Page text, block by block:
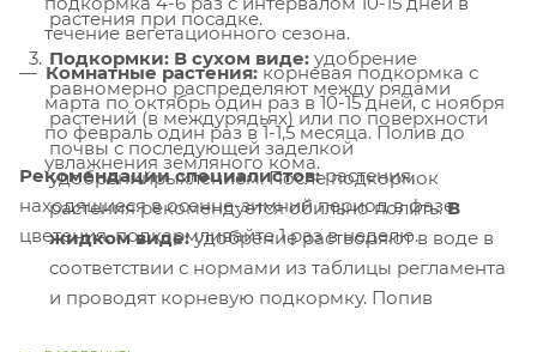
растения при посадке.
Подкормки: В сухом виде: удобрение
равномерно распределяют между рядами
растений (в междурядьях) или по поверхности
почвы с последующей заделкой
удобренийрыхлением. После подкормок
растения рекомендуется обильно полить.В
жидком виде:удобрение растворяют в воде в
соответствии с нормами из таблицы регламента
и проводят корневую подкормку. Попив
течение вегетационного сезона.
Комнатные растения:корневая подкормка с
марта по октябрь один раз в 10-15 дней, с ноября
по февраль один раз в 1-1,5 месяца. Полив до
увлажнения земляного кома.
Рекомендации специалистов:растения,
находящиеся в осенне-зимний период в фазе
цветения, подкармливайте 1 раз в неделю.